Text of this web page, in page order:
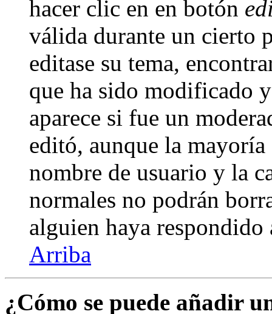
hacer clic en en botón
válida durante un cierto
editase su tema,
que ha sido modificado
aparece si fue un
editó, aunque la
nombre de usuario y la
normales no podrán
alguien haya respondido
Arriba
¿Cómo se puede añadir